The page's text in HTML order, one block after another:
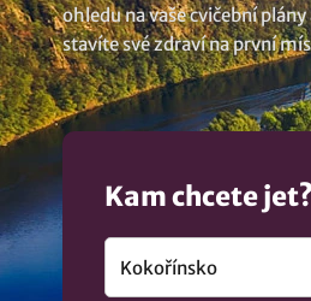
ohledu na vaše cvičební
stavíte své zdraví na první
lokalitě Kokořínsko..
Kam chcete jet?